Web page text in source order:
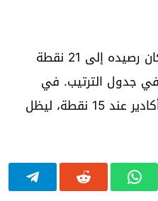
بهذه النتيجة، رفع نهضة بركان رصيده إلى 21 نقطة
جدول الترتيب. في
المقابل، تجمد رصيد حسنية أكادير عند 15 نقطة، ليظل